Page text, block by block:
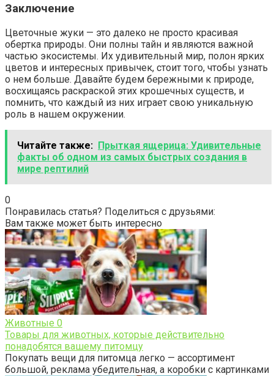
Заключение
Цветочные жуки — это далеко не просто красивая
обертка природы. Они полны тайн и являются важной
частью экосистемы. Их удивительный мир, полон ярких
цветов и интересных привычек, стоит того, чтобы узнать
о нем больше. Давайте будем бережными к природе,
восхищаясь раскраской этих крошечных существ, и
помнить, что каждый из них играет свою уникальную
роль в нашем окружении.
Читайте также: Прыткая ящерица: Удивительные
факты об одном из самых быстрых создания в
мире рептилий
0
Понравилась статья? Поделиться с друзьями:
Вам также может быть интересно
Животные 0
Товары для животных, которые действительно
понадобятся вашему питомцу
Покупать вещи для питомца легко — ассортимент
большой, реклама убедительная, а коробки с картинками